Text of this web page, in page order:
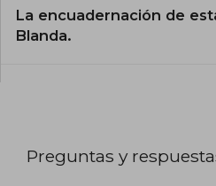
La encuadernación de
Blanda.
Preguntas y